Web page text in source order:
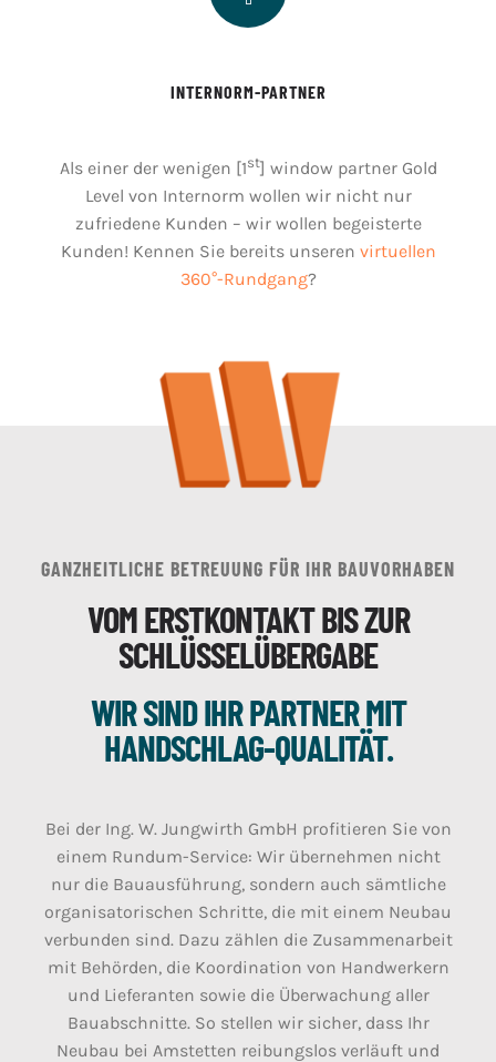
INTERNORM-PARTNER
Als einer der wenigen [1st] window partner Gold
Level von Internorm wollen wir nicht nur
zufriedene Kunden – wir wollen begeisterte
Kunden! Kennen Sie bereits unseren virtuellen
360°-Rundgang?
GANZHEITLICHE BETREUUNG FÜR IHR BAUVORHABEN
VOM ERSTKONTAKT BIS ZUR
SCHLÜSSELÜBERGABE
WIR SIND IHR PARTNER MIT
HANDSCHLAG-QUALITÄT.
Bei der Ing. W. Jungwirth GmbH profitieren Sie von
einem Rundum-Service: Wir übernehmen nicht
nur die Bauausführung, sondern auch sämtliche
organisatorischen Schritte, die mit einem Neubau
verbunden sind. Dazu zählen die Zusammenarbeit
mit Behörden, die Koordination von Handwerkern
und Lieferanten sowie die Überwachung aller
Bauabschnitte. So stellen wir sicher, dass Ihr
Neubau bei Amstetten reibungslos verläuft und